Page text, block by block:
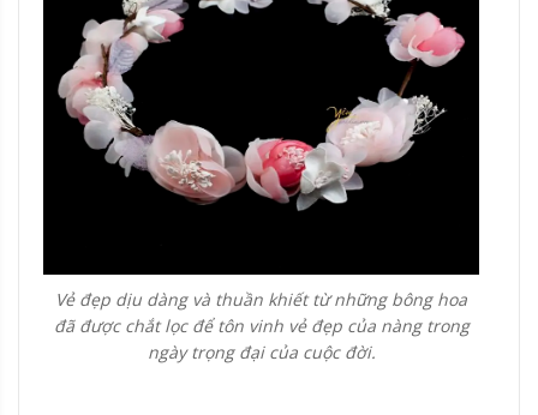
Vẻ đẹp dịu dàng và thuần khiết từ những bông hoa
đã được chắt lọc để tôn vinh vẻ đẹp của nàng trong
ngày trọng đại của cuộc đời.